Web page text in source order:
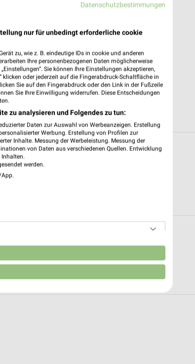
Datenschutzbestimmungen
nur für unbedingt erforderliche cookie
zu, wie z. B. eindeutige IDs in cookie und anderen
Ihre personenbezogenen Daten möglicherweise
Sie können Ihre Einstellungen akzeptieren,
oder jederzeit auf die Fingerabdruck-Schaltfläche in
Sie auf den Fingerabdruck oder den Link in der Fußzeile
Sie Ihre Einwilligung widerrufen. Diese Entscheidungen
zu analysieren und Folgendes zu tun:
Daten zur Auswahl von Werbeanzeigen. Erstellung
Werbung. Erstellung von Profilen zur
Inhalte. Messung der Werbeleistung. Messung der
von Daten aus verschiedenen Quellen. Entwicklung
Inhalten.
werden.